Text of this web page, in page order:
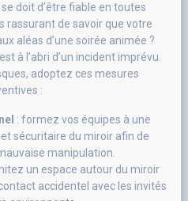
doit d’être fiable en toutes
rassurant de savoir que votre
aléas d’une soirée animée ?
à l’abri d’un incident imprévu.
adoptez ces mesures
:
: formez vos équipes à une
sécuritaire du miroir afin de
manipulation.
un espace autour du miroir
accidentel avec les invités